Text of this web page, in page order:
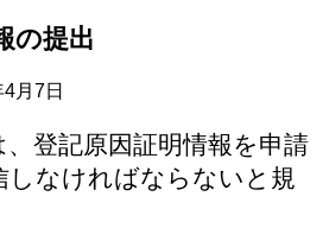
の提出
月7日
登記原因証明情報を申請
しなければならないと規